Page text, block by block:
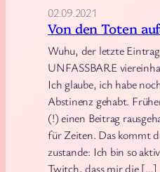
r
g
e
u
d
e
t
e
o
m
a
t
e
n
B
02.09.2021
Von den Toten
Wuhu, der letzte
UNFASSBARE
Ich glaube, ich habe
Abstinenz gehabt.
(!) einen Beitrag
für Zeiten. Das kommt
zustande: Ich bin so
Twitch, dass mir die […]